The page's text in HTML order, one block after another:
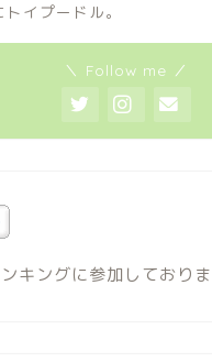
イプードル。
＼ Follow me ／
キングに参加しており